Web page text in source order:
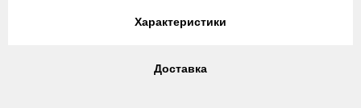
Характеристики
Доставка